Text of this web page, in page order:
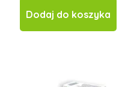
Dodaj do koszyka